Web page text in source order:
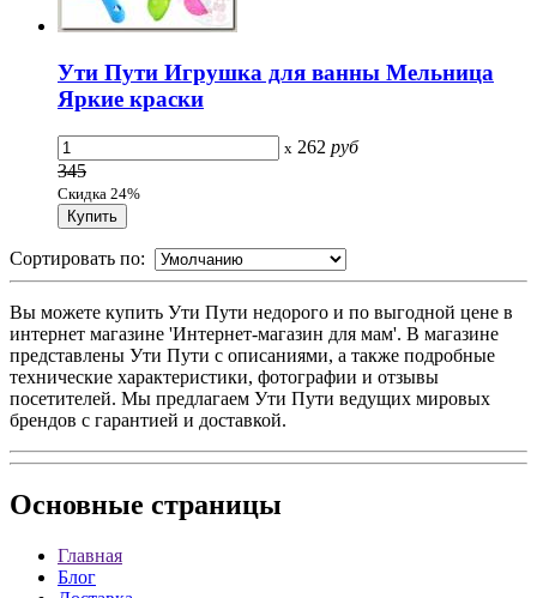
Ути Пути Игрушка для ванны Мельница
Яркие краски
x 262 руб
345
Скидка 24%
Сортировать по:
Вы можете купить Ути Пути недорого и по выгодной цене в
интернет магазине 'Интернет-магазин для мам'. В магазине
представлены Ути Пути с описаниями, а также подробные
технические характеристики, фотографии и отзывы
посетителей. Мы предлагаем Ути Пути ведущих мировых
брендов с гарантией и доставкой.
Основные страницы
Главная
Блог